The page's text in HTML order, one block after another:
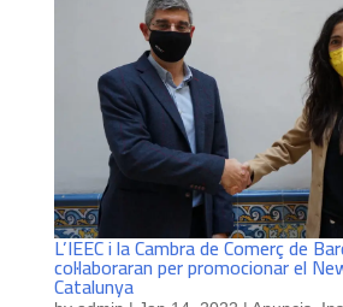
L’IEEC i la Cambra de Comerç de
col·laboraran per promocionar el
Catalunya